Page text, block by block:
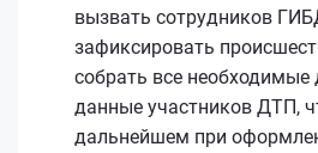
вызвать сотрудников
зафиксировать
собрать все
данные участников ДТП,
дальнейшем при